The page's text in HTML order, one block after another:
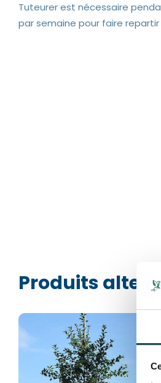
Tuteurer est nécessaire
par semaine pour faire repartir
Produits